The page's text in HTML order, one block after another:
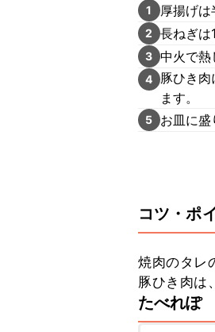
1 厚揚げは
2 長ねぎは
3 中火で熱
4
豚ひき
ます。
5 お皿に盛
コツ・ポ
焼肉のタレ
豚ひき肉は
たべれぽ